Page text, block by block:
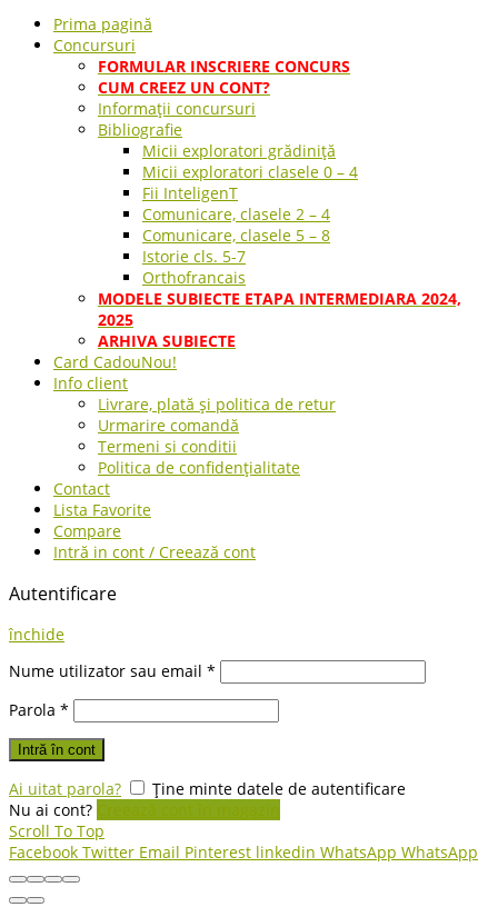
Prima pagină
Concursuri
FORMULAR INSCRIERE CONCURS
CUM CREEZ UN CONT?
Informații concursuri
Bibliografie
Micii exploratori grădiniță
Micii exploratori clasele 0 – 4
Fii InteligenT
Comunicare, clasele 2 – 4
Comunicare, clasele 5 – 8
Istorie cls. 5-7
Orthofrancais
MODELE SUBIECTE ETAPA INTERMEDIARA 2024,
2025
ARHIVA SUBIECTE
Card CadouNou!
Info client
Livrare, plată și politica de retur
Urmarire comandă
Termeni si conditii
Politica de confidențialitate
Contact
Lista Favorite
Compare
Intră in cont / Creează cont
Autentificare
închide
Nume utilizator sau email *
Parola *
Intră în cont
Ai uitat parola?
Ține minte datele de autentificare
Nu ai cont? Creează cont în magazin
Scroll To Top
Facebook Twitter Email Pinterest linkedin WhatsApp WhatsApp